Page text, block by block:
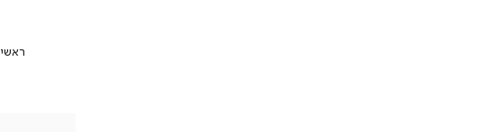
ראשי